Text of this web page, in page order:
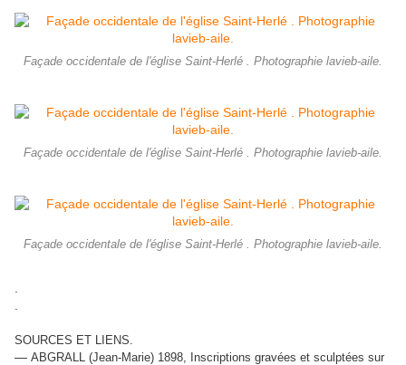
Façade occidentale de l'église Saint-Herlé . Photographie lavieb-aile.
Façade occidentale de l'église Saint-Herlé . Photographie lavieb-aile.
Façade occidentale de l'église Saint-Herlé . Photographie lavieb-aile.
SOURCES ET LIENS.
— ABGRALL (Jean-Marie) 1898, Inscriptions gravées et sculptées sur